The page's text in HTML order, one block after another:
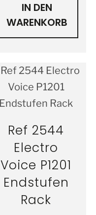
IN DEN
WARENKORB
Ref 2544
Electro
Voice P1201
Endstufen
Rack